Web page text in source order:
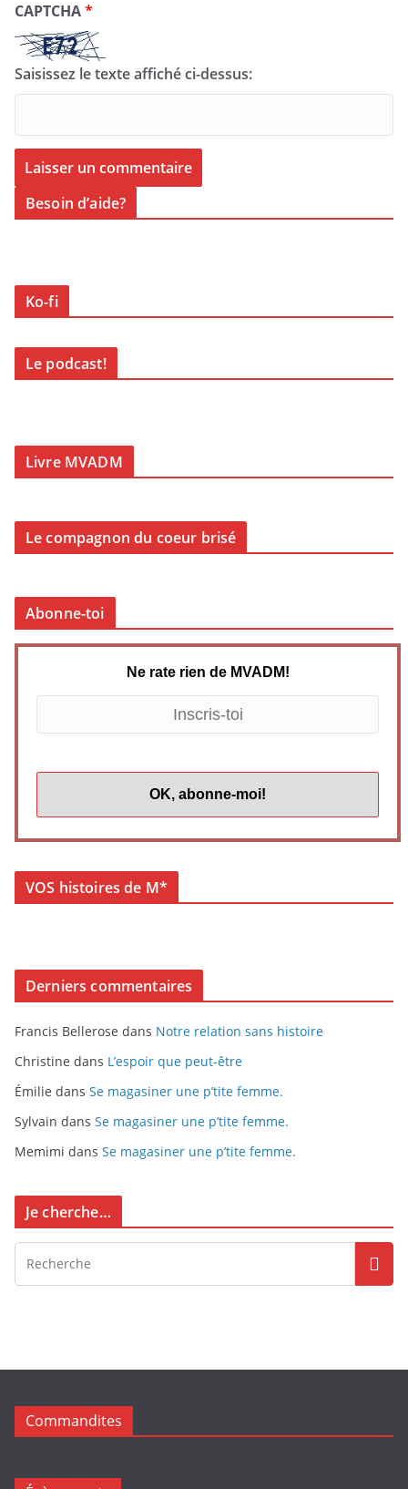
CAPTCHA*
Saisissez le texte affiché ci-dessus:
Besoin d’aide?
Ko-fi
Le podcast!
Livre MVADM
Le compagnon du coeur brisé
Abonne-toi
Ne rate rien de MVADM!
VOS histoires de M*
Derniers commentaires
Francis Bellerose dans Notre relation sans histoire
Christine dans L’espoir que peut-être
Émilie dans Se magasiner une p’tite femme.
Sylvain dans Se magasiner une p’tite femme.
Memimi dans Se magasiner une p’tite femme.
Je cherche…
Commandites